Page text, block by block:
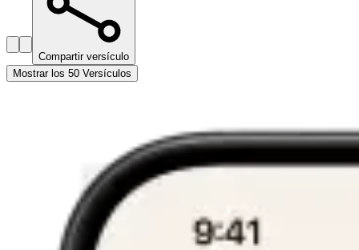
Compartir versículo
Mostrar los 50 Versículos